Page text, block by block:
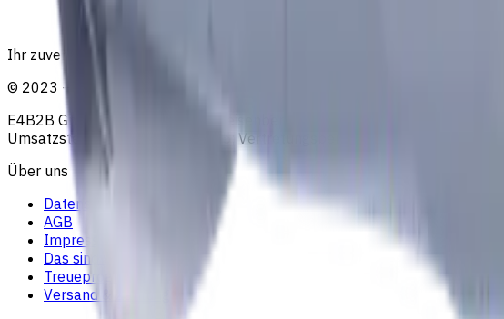
Ihr zuverlässiger Lieferant von Werkzeugen, Verbrauchsmaterialien und
© 2023 —
E4B2B Gmbh (CNCmarket.de); Heisenbergstraße 5, 10587, Berlin,
Umsatzsteuer-ID: DE364343215; Vertretungsberechtigter
Über uns
Datenschutzerklärung
AGB
Impressum
Das sind wir
Treueprogramm
Versand & Zahlung